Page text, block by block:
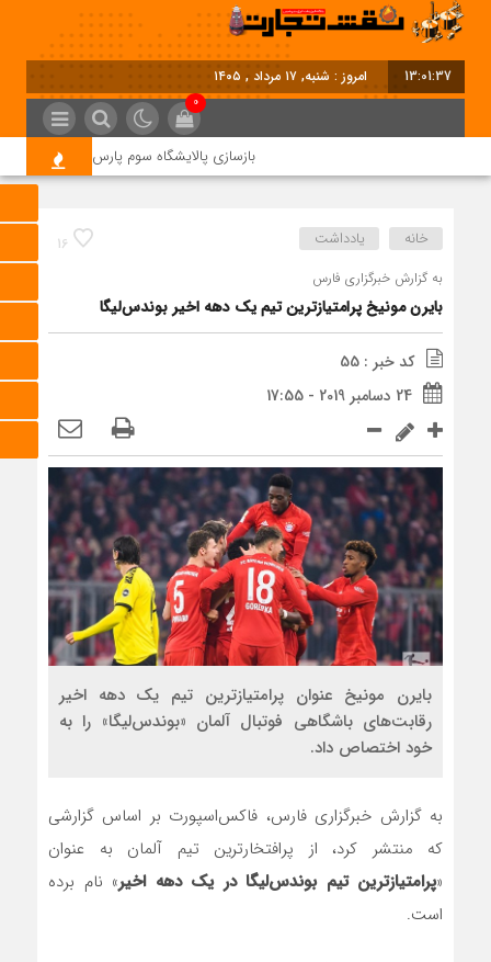
13:01:38 امروز : شنبه, ۱۷ مرداد , ۱۴۰۵
0
بازسازی پالایشگاه سوم پارس جنوبی کلید خورد
16 خانه یادداشت
به گزارش خبرگزاری فارس
بایرن مونیخ پرامتیازترین تیم یک دهه اخیر بوندس‌لیگا
کد خبر : 55
24 دسامبر 2019 - 17:55
بایرن مونیخ عنوان پرامتیازترین تیم یک دهه اخیر
رقابت‌های باشگاهی فوتبال آلمان «بوندس‌لیگا» را به
خود اختصاص داد.
به گزارش خبرگزاری فارس، فاکس‌اسپورت بر اساس گزارشی
که منتشر کرد، از پرافتخارترین تیم آلمان به عنوان
«پرامتیازترین تیم بوندس‌لیگا در یک دهه اخیر» نام برده
است.